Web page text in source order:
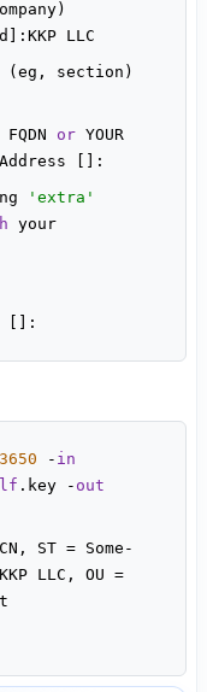
(eg, section)
or YOUR
'extra'
your
3650 - in
.key - out
ST = Some-
LLC, OU =